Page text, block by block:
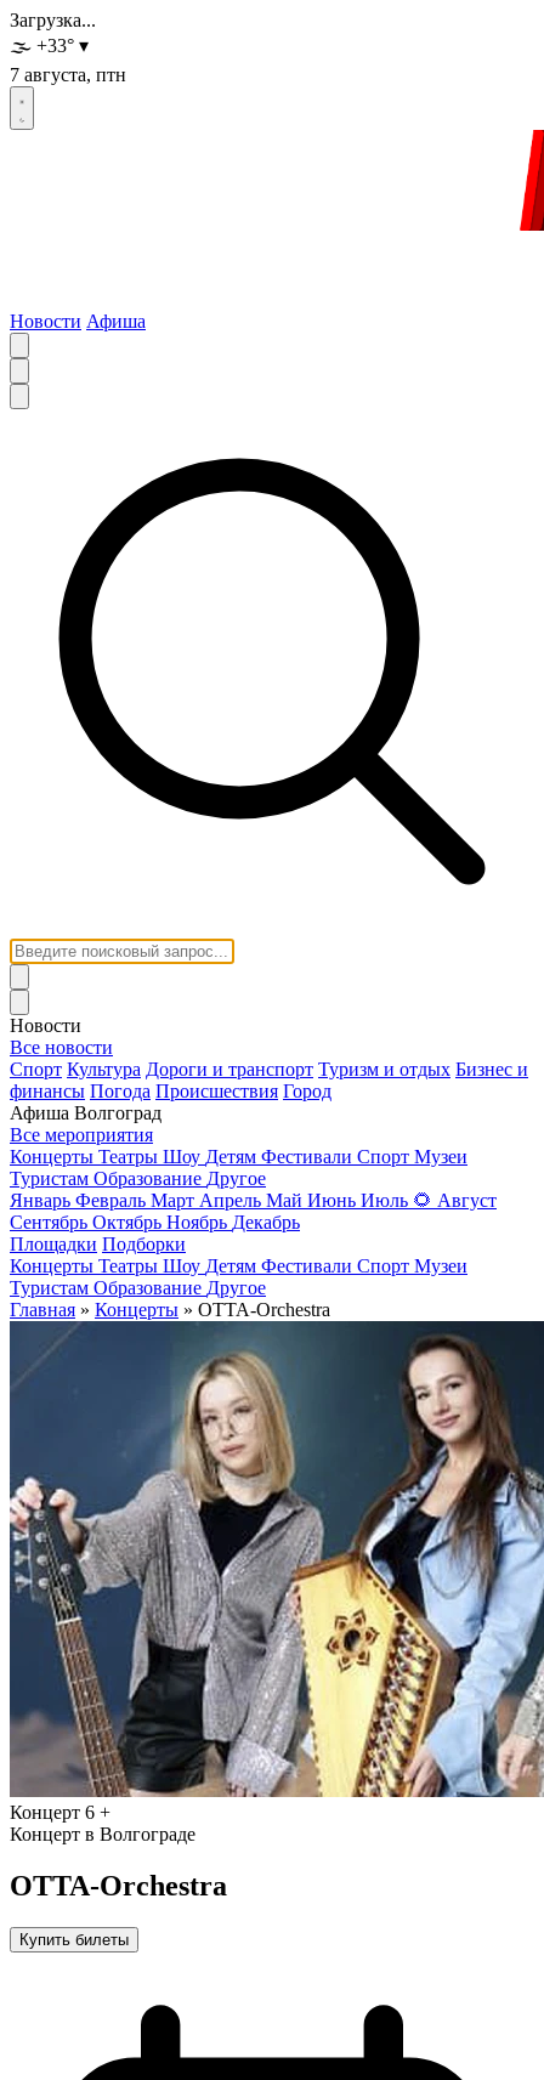
Загрузка...
🌫️ +33° ▾
7 августа, птн
Новости Афиша
Новости
Все новости
Спорт Культура Дороги и транспорт Туризм и отдых Бизнес и
финансы Погода Происшествия Город
Афиша Волгоград
Все мероприятия
Концерты Театры Шоу Детям Фестивали Спорт Музеи
Туристам Образование Другое
Январь Февраль Март Апрель Май Июнь Июль 🌻 Август
Сентябрь Октябрь Ноябрь Декабрь
Площадки Подборки
Концерты Театры Шоу Детям Фестивали Спорт Музеи
Туристам Образование Другое
Главная » Концерты » OTTA-Orchestra
Концерт 6 +
Концерт в Волгограде
OTTA-Orchestra
Купить билеты